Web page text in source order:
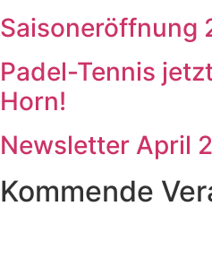
Saisoneröffnung
Padel-Tennis
Horn!
Newsletter April
Kommende